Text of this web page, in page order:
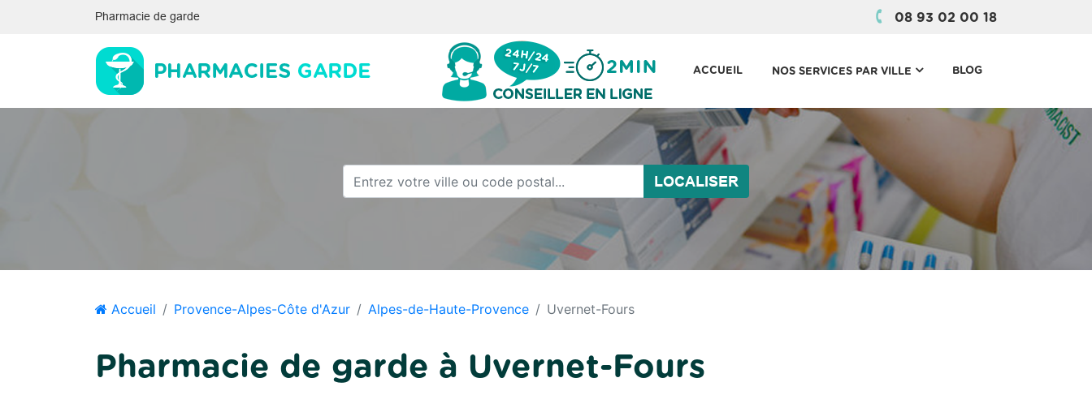
Pharmacie de garde 08 93 02 00 18
ACCUEIL NOS SERVICES PAR VILLE (CURRENT)
BLOG
LOCALISER
Accueil Provence-Alpes-Côte d'Azur Alpes-de-Haute-Provence Uvernet-Fours
Pharmacie de garde à Uvernet-Fours